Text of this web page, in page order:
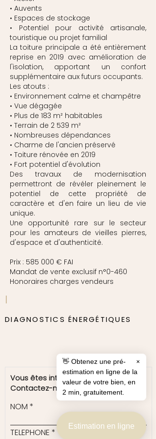
• Auvents
• Espaces de stockage
• Potentiel pour activité artisanale,
touristique ou projet familial
La toiture principale a été entièrement
reprise en 2019 avec amélioration de
l'isolation, apportant un confort
supplémentaire aux futurs occupants.
Les atouts :
• Environnement calme et champêtre
• Vue dégagée
• Plus de 183 m² habitables
• Terrain de 2 539 m²
• Nombreuses dépendances
• Charme de l'ancien préservé
• Toiture rénovée en 2019
• Fort potentiel d'évolution
Des travaux de modernisation
permettront de révéler pleinement le
potentiel de cette propriété de
caractère et d'en faire un lieu de vie
unique.
Une opportunité rare sur le secteur
pour les amateurs de vieilles pierres,
d'espace et d'authenticité.
Prix : 585 000 € FAI
Mandat de vente exclusif n°0-460
Honoraires charges vendeurs
|
DIAGNOSTICS ÉNERGÉTIQUES
Vous êtes intéressé par ce bien ?
Contactez-nous ?
NOM
TELEPHONE
Estimation en ligne
👋 Obtenez une pré-
estimation en ligne de la
valeur de votre bien, en
2 min, gratuitement.
✕